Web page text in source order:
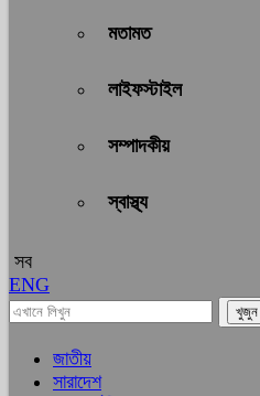
মতামত
লাইফস্টাইল
সম্পাদকীয়
স্বাস্থ্য
সব
ENG
জাতীয়
সারাদেশ